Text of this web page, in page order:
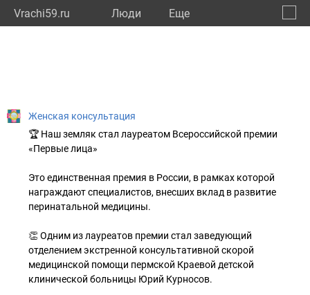
Vrachi59.ru Люди Eще
Женская консультация
🏆 Наш земляк стал лауреатом Всероссийской премии
«Первые лица»
Это единственная премия в России, в рамках которой
награждают специалистов, внесших вклад в развитие
перинатальной медицины.
👏 Одним из лауреатов премии стал заведующий
отделением экстренной консультативной скорой
медицинской помощи пермской Краевой детской
клинической больницы Юрий Курносов.